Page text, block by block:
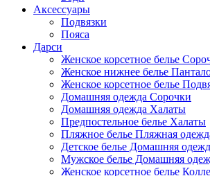
Аксессуары
Подвязки
Пояса
Дарси
Женское корсетное белье
Женское нижнее белье
Женское корсетное белье
Домашняя одежда Сорочки
Домашняя одежда Халаты
Предпостельное белье Халаты
Пляжное белье Пляжная
Детское белье Домашняя
Мужское белье Домашняя
Женское корсетное белье